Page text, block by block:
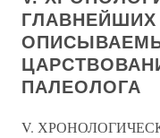
ПАЛЕОЛОГА
V.